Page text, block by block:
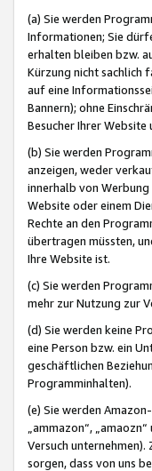
(a) Sie werden
Informationen; Sie
erhalten bleiben bzw.
Kürzung nicht sachlich
auf eine
Bannern); ohne
Besucher Ihrer
(b) Sie werden
anzeigen, weder
innerhalb von
Website oder einem
Rechte an den
übertragen müssten,
Ihre Website ist.
(c) Sie werden
mehr zur Nutzung zur
(d) Sie werden keine
eine Person bzw. ein
geschäftlichen
Programminhalten).
(e) Sie werden
„ammazon“,
Versuch
sorgen, dass von uns